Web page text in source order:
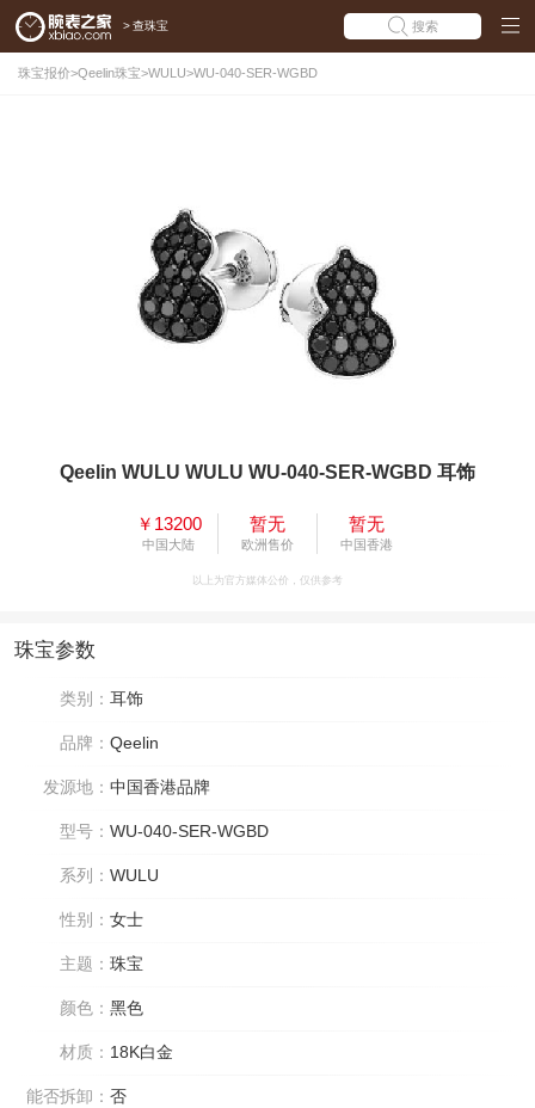
> 查珠宝 搜索
珠宝报价>Qeelin珠宝>WULU>WU-040-SER-WGBD
Qeelin WULU WULU WU-040-SER-WGBD 耳饰
￥13200
中国大陆
暂无
欧洲售价
暂无
中国香港
以上为官方媒体公价，仅供参考
珠宝参数
类别： 耳饰
品牌： Qeelin
发源地： 中国香港品牌
型号： WU-040-SER-WGBD
系列： WULU
性别： 女士
主题： 珠宝
颜色： 黑色
材质： 18K白金
能否拆卸： 否